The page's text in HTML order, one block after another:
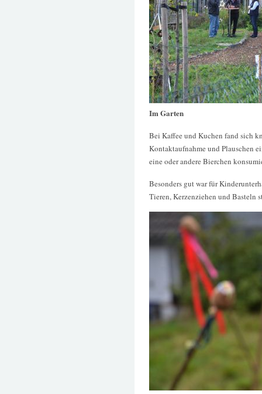
Im Garten
Bei Kaffee und Kuchen fand sich
Kontaktaufnahme und Plauschen
eine oder andere Bierchen
Besonders gut war für
Tieren, Kerzenziehen und Basteln